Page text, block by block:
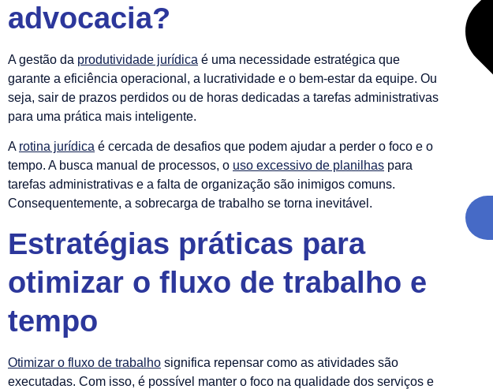
advocacia?
A gestão da produtividade jurídica é uma necessidade estratégica que
garante a eficiência operacional, a lucratividade e o bem-estar da equipe. Ou
seja, sair de prazos perdidos ou de horas dedicadas a tarefas administrativas
para uma prática mais inteligente.
A rotina jurídica é cercada de desafios que podem ajudar a perder o foco e o
tempo. A busca manual de processos, o uso excessivo de planilhas para
tarefas administrativas e a falta de organização são inimigos comuns.
Consequentemente, a sobrecarga de trabalho se torna inevitável.
Estratégias práticas para
otimizar o fluxo de trabalho e
tempo
Otimizar o fluxo de trabalho significa repensar como as atividades são
executadas. Com isso, é possível manter o foco na qualidade dos serviços e